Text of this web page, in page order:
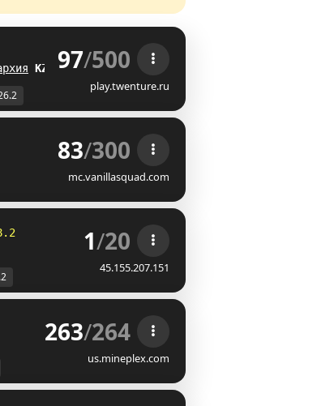
\Z 97/500
play.twenture.ru
83/300
mc.vanillasquad.com
1/20
45.155.207.151
263/264
us.mineplex.com